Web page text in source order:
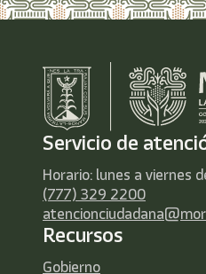
Servicio de
Horario: lunes a viernes
(777) 329 2200
Recursos
Gobierno